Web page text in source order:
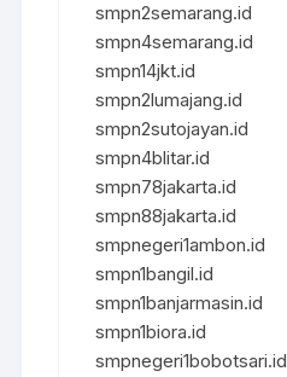
smpn2semarang.id
smpn4semarang.id
smpn14jkt.id
smpn2lumajang.id
smpn2sutojayan.id
smpn4blitar.id
smpn78jakarta.id
smpn88jakarta.id
smpnegeri1ambon.id
smpn1bangil.id
smpn1banjarmasin.id
smpn1biora.id
smpnegeri1bobotsari.id